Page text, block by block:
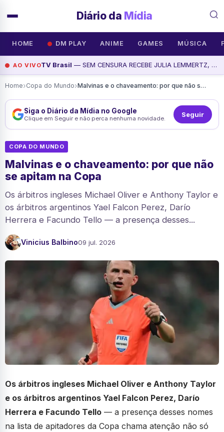
Diário da Mídia
HOME DM PLAY ANIME GAMES MÚSICA
AO VIVOTV Brasil — SEM CENSURA RECEBE JULIA LEMMERTZ, ALVARO LEME E DANIELLE MARQUES, assista agora
Home›Copa do Mundo› Malvinas e o chaveamento: por que não se apitam na Copa
Siga o Diário da Mídia no Google
Clique em Seguir e não perca nenhuma novidade. Seguir
COPA DO MUNDO
Malvinas e o chaveamento: por que não
se apitam na Copa
Os árbitros ingleses Michael Oliver e Anthony Taylor e
os árbitros argentinos Yael Falcon Perez, Darío
Herrera e Facundo Tello — a presença desses...
Vinicius Balbino09 jul. 2026
Os árbitros ingleses Michael Oliver e Anthony Taylor
e os árbitros argentinos Yael Falcon Perez, Darío
Herrera e Facundo Tello — a presença desses nomes
na lista de apitadores da Copa chama atenção não só